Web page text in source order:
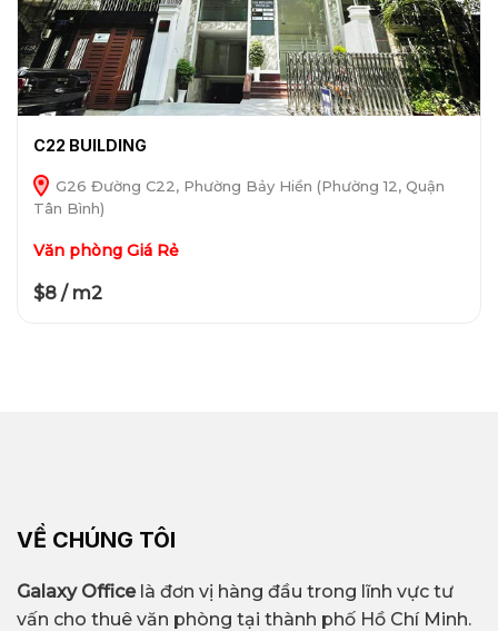
C22 BUILDING
G26 Đường C22, Phường Bảy Hiền (Phường 12, Quận
Tân Bình)
Văn phòng Giá Rẻ
$8 / m2
VỀ CHÚNG TÔI
Galaxy Officelà đơn vị hàng đầu trong lĩnh vực tư
vấn cho thuê văn phòng tại thành phố Hồ Chí Minh.